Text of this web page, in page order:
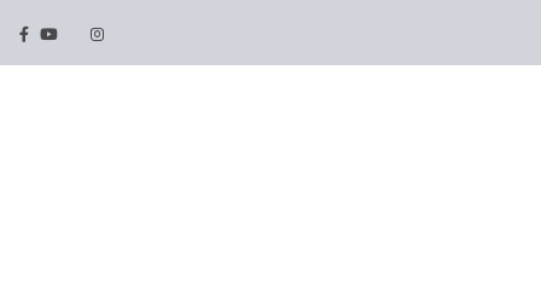
Facebook
Youtube
TwitterInstragram